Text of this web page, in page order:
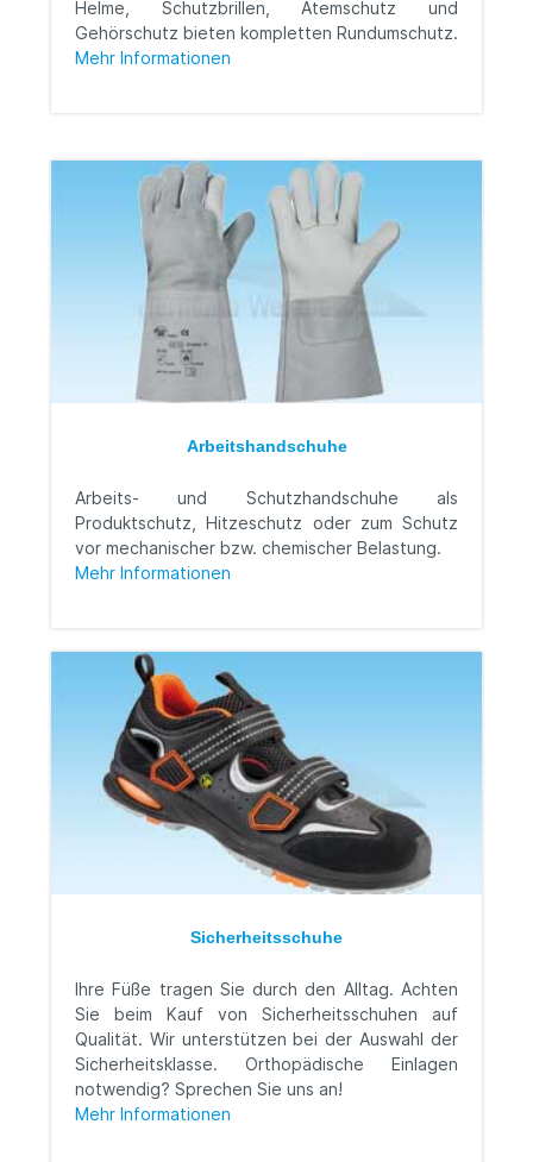
Helme, Schutzbrillen, Atemschutz und
Gehörschutz bieten kompletten Rundumschutz.
Mehr Informationen
Arbeitshandschuhe
Arbeits- und Schutzhandschuhe als
Produktschutz, Hitzeschutz oder zum Schutz
vor mechanischer bzw. chemischer Belastung.
Mehr Informationen
Sicherheitsschuhe
Ihre Füße tragen Sie durch den Alltag. Achten
Sie beim Kauf von Sicherheitsschuhen auf
Qualität. Wir unterstützen bei der Auswahl der
Sicherheitsklasse. Orthopädische Einlagen
notwendig? Sprechen Sie uns an!
Mehr Informationen